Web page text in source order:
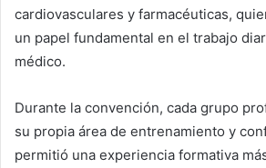
cardiovasculares y farmacéuticas,
un papel fundamental en el trabajo
médico.
Durante la convención, cada grupo
su propia área de entrenamiento y
permitió una experiencia formativa